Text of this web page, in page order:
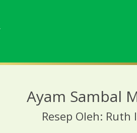
Ayam Sambal
Resep Oleh: